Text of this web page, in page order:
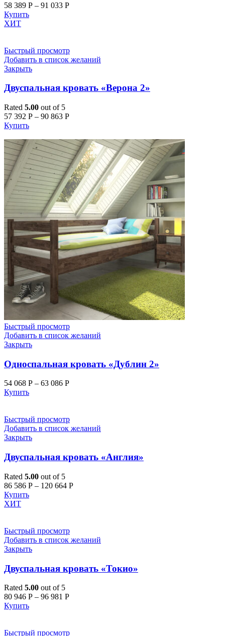
58 389 Р – 91 033 Р
Купить
ХИТ
Быстрый просмотр
Добавить в список желаний
Закрыть
Двуспальная кровать «Верона 2»
Rated 5.00 out of 5
57 392 Р – 90 863 Р
Купить
Быстрый просмотр
Добавить в список желаний
Закрыть
Односпальная кровать «Дублин 2»
54 068 Р – 63 086 Р
Купить
Быстрый просмотр
Добавить в список желаний
Закрыть
Двуспальная кровать «Англия»
Rated 5.00 out of 5
86 586 Р – 120 664 Р
Купить
ХИТ
Быстрый просмотр
Добавить в список желаний
Закрыть
Двуспальная кровать «Токио»
Rated 5.00 out of 5
80 946 Р – 96 981 Р
Купить
Быстрый просмотр